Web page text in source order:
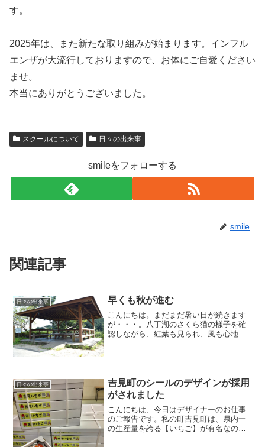
す。
2025年は、また新たな取り組みが始まります。インフル
エンザが大流行しておりますので、お体にご自愛ください
ませ。
本当にありがとうございました。
スクールについて 日々の出来事
smileをフォローする
smile
関連記事
日々の出来事 早くも秋が進む
こんにちは。まだまだ暑い日が続きます
が・・・。八丁湖のさくら猫の様子を確
認しながら、紅葉も見られ、風も心地よ
日々の出来事
吉見町のシールのデザインが採用
がされました
こんにちは、今日はデザイナーのお仕事
のご報告です。私の町吉見町は、県内一
の生産量を誇る【いちご】が有名なので